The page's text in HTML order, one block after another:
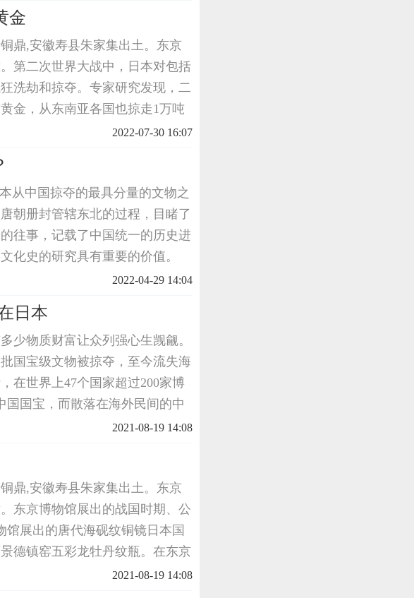
金
鼎,安徽寿县朱家集出土。东京
第二次世界大战中，日本对包括
洗劫和掠夺。专家研究发现，二
金，从东南亚各国也掠走1万吨
珍贵文物。对亚洲的财富掠夺是
2022-07-30 16:07
从中国掠夺的最具分量的文物之
朝册封管辖东北的过程，目睹了
往事，记载了中国统一的历史进
化史的研究具有重要的价值。
2022-04-29 14:04
日本
少物质财富让众列强心生觊觎。
国宝级文物被掠夺，至今流失海
在世界上47个国家超过200家博
国国宝，而散落在海外民间的中
掠夺中国文物第一个也是最贪婪
2021-08-19 14:08
鼎,安徽寿县朱家集出土。东京
东京博物馆展出的战国时期、公
馆展出的唐代海砚纹铜镜日本国
德镇窑五彩龙牡丹纹瓶。在东京
、战国时代的蟠篱文鼎。二战中
2021-08-19 14:08